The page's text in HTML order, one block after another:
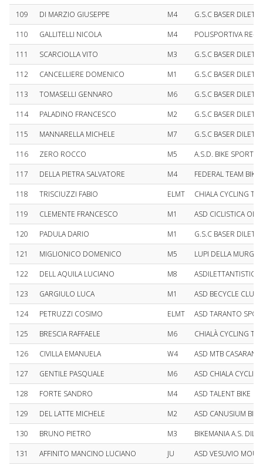
109
DI MARZIO GIUSEPPE M4
G.S.C BASER
110
GALLITELLI NICOLA M4
POLISPORTIVA RE-
111
SCARCIOLLA VITO M3
G.S.C BASER
112
CANCELLIERE DOMENICO M1
G.S.C BASER
113
TOMASELLI GENNARO M6
G.S.C BASER
114
PALADINO FRANCESCO M2
G.S.C BASER
115
MANNARELLA MICHELE M7
G.S.C BASER
116
ZERO ROCCO M5
A.S.D. BIKE SPORT
117
DELLA PIETRA SALVATORE M4
FEDERAL TEAM BIKE
118
TRISCIUZZI FABIO ELMT
CHIALA CYCLING
119
CLEMENTE FRANCESCO M1
ASD CICLISTICA
120
PADULA DARIO M1
G.S.C BASER
121
MIGLIONICO DOMENICO M5
LUPI DELLA MURGIA
122
DELL AQUILA LUCIANO M8
123
GARGIULO LUCA M1
ASD BECYCLE CLUB
124
PETRUZZI COSIMO ELMT
ASD TARANTO
125
BRESCIA RAFFAELE M6
CHIALÀ CYCLING
126
CIVILLA EMANUELA W4
ASD MTB CASARANO
127
GENTILE PASQUALE M6
ASD CHIALA
128
FORTE SANDRO M4
ASD TALENT BIKE
129
DEL LATTE MICHELE M2
ASD CANUSIUM BIKE
130
BRUNO PIETRO M3
BIKEMANIA A.S.
131
AFFINITO MANCINO LUCIANO JU
ASD VESUVIO